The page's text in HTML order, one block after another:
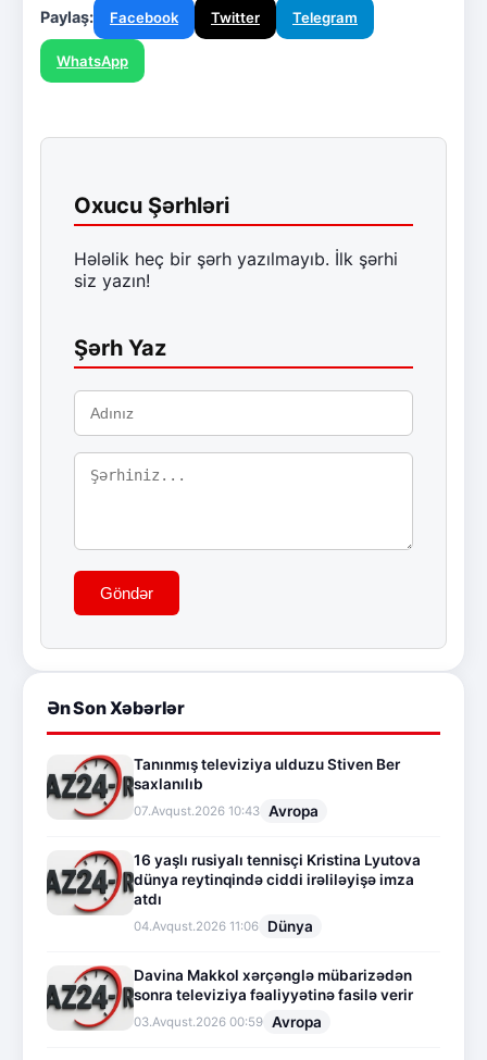
Paylaş: Facebook Twitter Telegram
WhatsApp
Oxucu Şərhləri
Hələlik heç bir şərh yazılmayıb. İlk şərhi
siz yazın!
Şərh Yaz
Göndər
Ən Son Xəbərlər
Tanınmış televiziya ulduzu Stiven Ber
saxlanılıb
07.Avqust.2026 10:43 Avropa
16 yaşlı rusiyalı tennisçi Kristina Lyutova
dünya reytinqində ciddi irəliləyişə imza
atdı
04.Avqust.2026 11:06 Dünya
Davina Makkol xərçənglə mübarizədən
sonra televiziya fəaliyyətinə fasilə verir
03.Avqust.2026 00:59 Avropa